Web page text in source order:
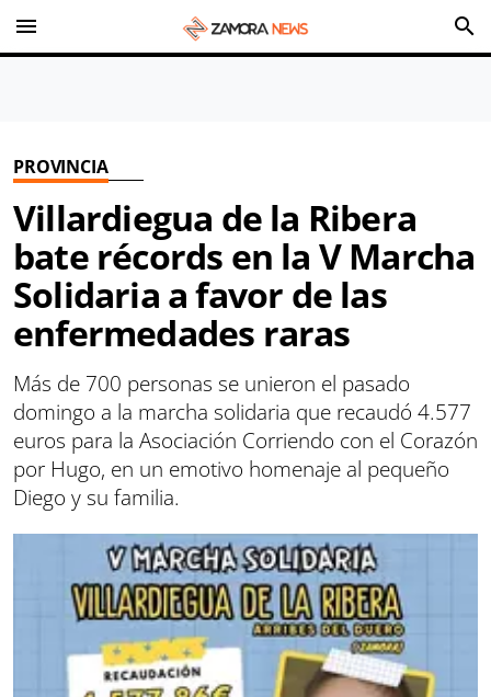
menu search
PROVINCIA
Villardiegua de la Ribera
bate récords en la V Marcha
Solidaria a favor de las
enfermedades raras
Más de 700 personas se unieron el pasado
domingo a la marcha solidaria que recaudó 4.577
euros para la Asociación Corriendo con el Corazón
por Hugo, en un emotivo homenaje al pequeño
Diego y su familia.